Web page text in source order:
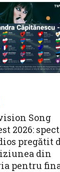
Song
2026:
pregătit
din
pentru